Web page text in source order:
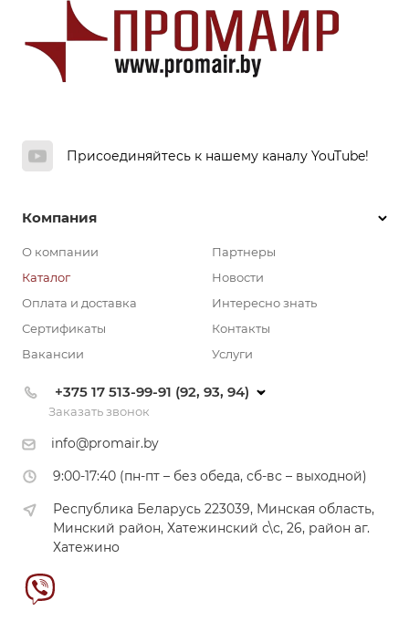
Присоединяйтесь к нашему каналу YouTube!
Компания
О компании
Каталог
Оплата и доставка
Сертификаты
Вакансии
Партнеры
Новости
Интересно знать
Контакты
Услуги
+375 17 513-99-91 (92, 93, 94)
Заказать звонок
info@promair.by
9:00-17:40 (пн-пт – без обеда, сб-вс – выходной)
Республика Беларусь 223039, Минская область,
Минский район, Хатежинский с\с, 26, район аг.
Хатежино